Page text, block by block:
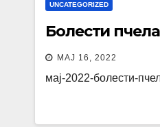
UNCATEGORIZED
Болести
МАЈ 16, 2022
мај-2022-болести-